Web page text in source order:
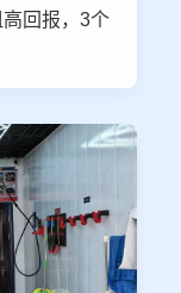
回报，3个